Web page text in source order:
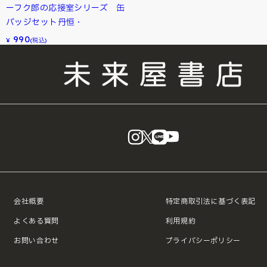
ーフク郎の応接室シリーズ 缶
バッジセット丹恒・
¥ 990(税込)
instagram
X LINE
会社概要
よくある質問
お問い合わせ
特定商取引法に基づく表記
利用規約
プライバシーポリシー